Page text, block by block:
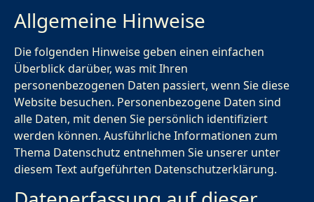
Allgemeine Hinweise
Die folgenden Hinweise geben einen einfachen
Überblick darüber, was mit Ihren
personenbezogenen Daten passiert, wenn Sie diese
Website besuchen. Personenbezogene Daten sind
alle Daten, mit denen Sie persönlich identifiziert
werden können. Ausführliche Informationen zum
Thema Datenschutz entnehmen Sie unserer unter
diesem Text aufgeführten Datenschutzerklärung.